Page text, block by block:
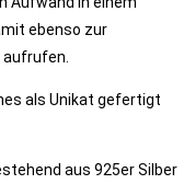
ebenso zur
aufrufen.
als Unikat gefertigt
aus 925er Silber